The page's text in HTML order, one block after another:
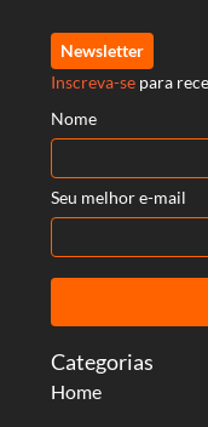
Categorias
Home
Newsletter
Inscreva-se para
Nome
Seu melhor e-mail